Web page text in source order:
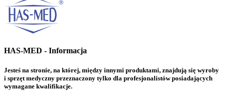
HAS-MED - Informacja
Jesteś na stronie, na której, między innymi produktami, znajdują się wyroby
i sprzęt medyczny przeznaczony tylko dla profesjonalistów posiadających
wymagane kwalifikacje.